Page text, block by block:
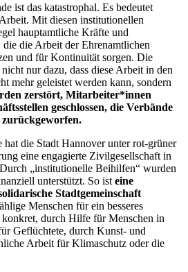
ist das katastrophal. Es bedeutet
Mit diesen institutionellen
hauptamtliche Kräfte und
die Arbeit der Ehrenamtlichen
und für Kontinuität sorgen. Die
nur dazu, dass diese Arbeit in den
mehr geleistet werden kann, sondern
zerstört, Mitarbeiter*innen
geschlossen, die Verbände
hat die Stadt Hannover unter rot-grüner
eine engagierte Zivilgesellschaft in
„institutionelle Beihilfen“ wurden
unterstützt. So ist eine
Stadtgemeinschaft
Menschen für ein besseres
durch Hilfe für Menschen in
Geflüchtete, durch Kunst- und
Arbeit für Klimaschutz oder die